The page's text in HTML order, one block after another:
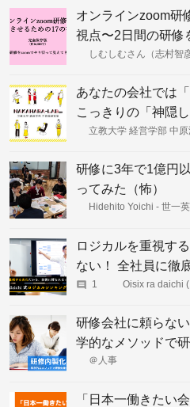
オンラインzoom研
視点〜2日間の研修
きたこと〜
しむしむさん（志村智
あなたの会社では
こっきりの「神隠
か？
立教大学 経営学部 中
研修に3年で1億円
ってみた（怖）
Hidehito Yoichi - 世一
ロジカルを重視す
ない！ 全社員に徹
研修」とは？
1 Oisix ra daichi
研修会社に頼らな
学的なメソッドで
＠人事
「日本一働きたい